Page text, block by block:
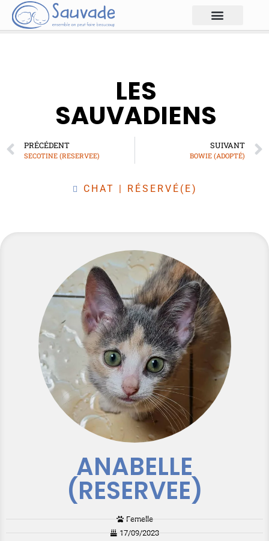
LES
SAUVADIENS
PRÉCÉDENT
SECOTINE (RESERVEE)
SUIVANT
BOWIE (ADOPTÉ)
CHAT | RÉSERVÉ(E)
ANABELLE
(RESERVEE)
Femelle
17/09/2023